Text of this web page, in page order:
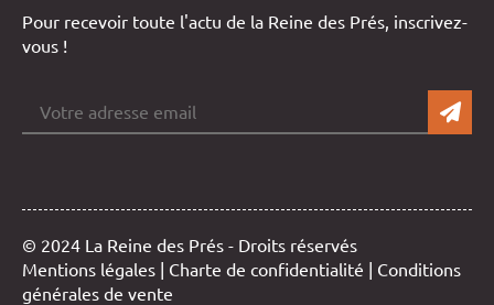
Pour recevoir toute l'actu de la Reine des Prés, inscrivez-
vous !
OK
© 2024 La Reine des Prés - Droits réservés
Mentions légales | Charte de confidentialité | Conditions
générales de vente